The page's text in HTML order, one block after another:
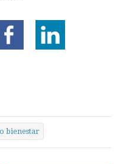
bienestar